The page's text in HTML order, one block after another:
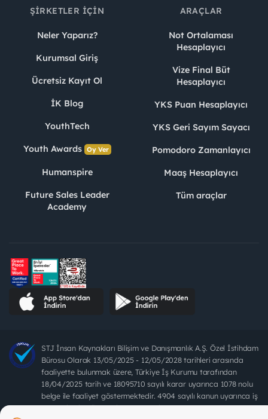
ŞIRKETLER İÇIN
Neler Yaparız?
Kurumsal Giriş
Ücretsiz Kayıt Ol
İK Blog
YouthTech
Youth Awards Oy Ver
Humanspire
Future Sales Leader
Academy
ARAÇLAR
Not Ortalaması
Hesaplayıcı
Vize Final Büt
Hesaplayıcı
YKS Puan Hesaplayıcı
YKS Geri Sayım Sayacı
Pomodoro Zamanlayıcı
Maaş Hesaplayıcı
Tüm araçlar
STJ İnsan Kaynakları Bilişim ve Danışmanlık A.Ş. Özel İstihdam
Bürosu Olarak 13/05/2025 - 12/05/2028 tarihleri arasında
faaliyette bulunmak üzere, Türkiye İş Kurumu tarafından
18/04/2025 tarih ve 18095710 sayılı karar uyarınca 1078 nolu
belge ile faaliyet göstermektedir. 4904 sayılı kanun uyarınca iş
arayanlardan ücret alınması yasaktır.